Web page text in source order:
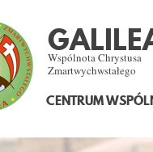
Wspólnota Chrystusa
Zmartwychwstałego
CENTRUM